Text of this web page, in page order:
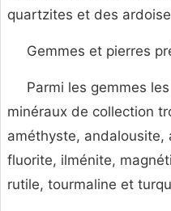
quartzites et des
Gemmes et pierres
Parmi les gemmes
minéraux de collection
améthyste, andalousite,
fluorite, ilménite,
rutile, tourmaline et